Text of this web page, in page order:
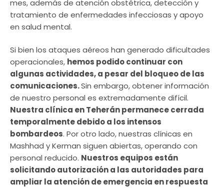
mes, además de atención obstétrica, detección y
tratamiento de enfermedades infecciosas y apoyo
en salud mental.
Si bien los ataques aéreos han generado dificultades
operacionales, hemos podido continuar con
algunas actividades, a pesar del bloqueo de las
comunicaciones.Sin embargo, obtener información
de nuestro personal es extremadamente difícil.
Nuestra clínica en Teherán permanece cerrada
temporalmente debido a los intensos
bombardeos. Por otro lado, nuestras clínicas en
Mashhad y Kerman siguen abiertas, operando con
personal reducido. Nuestros equipos están
solicitando autorización a las autoridades para
ampliar la atención de emergencia en respuesta